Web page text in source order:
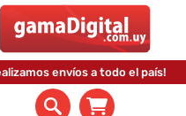
envíos a todo el país!